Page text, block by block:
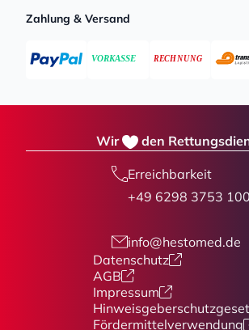
Zahlung & Versand
Wir den
Erreichbarkeit
+49 6298 3753 100
info@hestomed.de
Datenschutz
AGB
Impressum
Fördermittelverwendung